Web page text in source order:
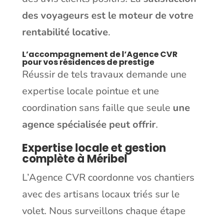
des voyageurs est le moteur de votre
rentabilité locative.
L’accompagnement de l’Agence CVR
pour vos résidences de prestige
Réussir de tels travaux demande une
expertise locale pointue et une
coordination sans faille que seule une
agence spécialisée peut offrir.
Expertise locale et gestion
complète à Méribel
L’Agence CVR coordonne vos chantiers
avec des artisans locaux triés sur le
volet. Nous surveillons chaque étape